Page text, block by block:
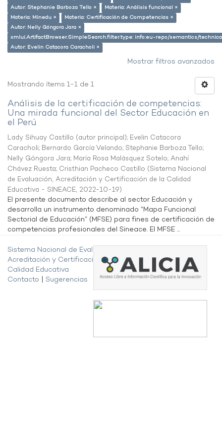
Autor: Stephanie Barboza Tello ×
Materia: Análisis funcional ×
Materia: Minedu ×
Materia: Certificación de Competencias ×
Autor: Nelly Góngora Jara ×
xmlui.ArtifactBrowser.SimpleSearch.filter.type: info:eu-repo/semantics/
Autor: Evelin Catacora Caracholi ×
Mostrar filtros avanzados
Mostrando ítems 1-1 de 1
Análisis de la certificación de competencias:
Una mirada funcional del Sector Educación en
el Perú
Lady Sihuay Castillo (autor principal); Evelin Catacora
Caracholi; Bernardo García Velando; Stephanie Barboza Tello;
Nelly Góngora Jara; María Rosa Malásquez Sotelo; Anahí
Chávez Ruesta; Cristhian Pacheco Castillo (Sistema Nacional
de Evaluación, Acreditación y Certificación de la Calidad
Educativa - SINEACE, 2022-10-19)
El presente documento describe al sector Educación y
desarrolla un instrumento denominado “Mapa Funcional
Sectorial de Educación” (MFSE) para fines de certificación de
competencias profesionales del Sineace. El MFSE ...
Sistema Nacional de Evaluación,
Acreditación y Certificación de la
Calidad Educativa
Contacto
Sugerencias